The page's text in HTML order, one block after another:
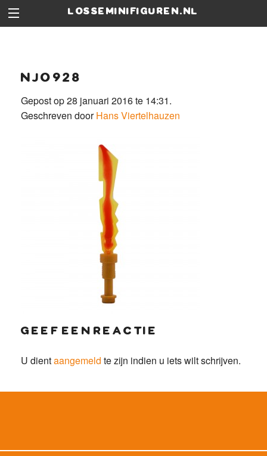
losseminifiguren.nl
njo928
Gepost op 28 januari 2016 te 14:31.
Geschreven doorHans Viertelhauzen
geef een reactie
U dientaangemeld te zijn indien u iets wilt schrijven.